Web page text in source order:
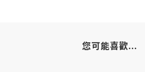
您可能喜歡...